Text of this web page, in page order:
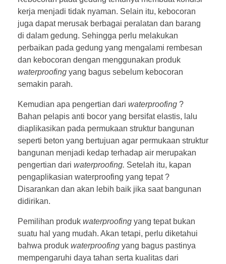
kerja menjadi tidak nyaman. Selain itu, kebocoran
juga dapat merusak berbagai peralatan dan barang
di dalam gedung. Sehingga perlu melakukan
perbaikan pada gedung yang mengalami rembesan
dan kebocoran dengan menggunakan produk
waterproofing yang bagus sebelum kebocoran
semakin parah.
Kemudian apa pengertian dari waterproofing ?
Bahan pelapis anti bocor yang bersifat elastis, lalu
diaplikasikan pada permukaan struktur bangunan
seperti beton yang bertujuan agar permukaan struktur
bangunan menjadi kedap terhadap air merupakan
pengertian dari waterproofing. Setelah itu, kapan
pengaplikasian waterproofing yang tepat ?
Disarankan dan akan lebih baik jika saat bangunan
didirikan.
Pemilihan produk waterproofing yang tepat bukan
suatu hal yang mudah. Akan tetapi, perlu diketahui
bahwa produk waterproofing yang bagus pastinya
mempengaruhi daya tahan serta kualitas dari